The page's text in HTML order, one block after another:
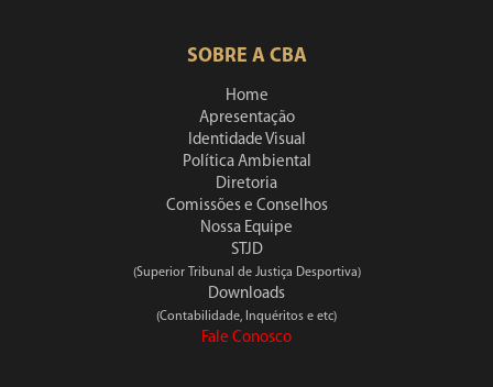
SOBRE A CBA
Home
Apresentação
Identidade Visual
Política Ambiental
Diretoria
Comissões e Conselhos
Nossa Equipe
STJD
(Superior Tribunal de Justiça Desportiva)
Downloads
(Contabilidade, Inquéritos e etc)
Fale Conosco